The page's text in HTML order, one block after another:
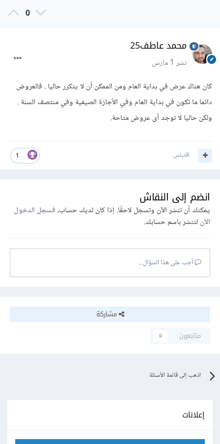
0
محمد عاطف25
نشر1 مارس
كان هناك عرض في بداية العام ومن الممكن أن لا يتكرر حاليا . فالعروض
دائما ما تكون في بداية العام وفي الأجازة الصيفية وفي منتصف السنة .
ولكن حاليا لا توجد أى عروض متاحة.
1 اقتباس
انضم إلى النقاش
يمكنك أن تنشر الآن وتسجل لاحقًا. إذا كان لديك حساب،فسجل الدخول
الآنلتنشر باسم حسابك.
أجب على هذا السؤال...
مشاركة
متابعون
0
اذهب إلى قائمة الأسئلة
إعلانات